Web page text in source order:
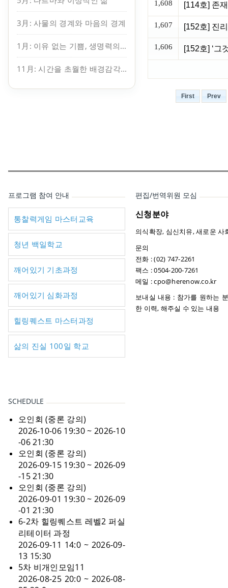
3月: 사물의 경계와 마음의 경계
1月: 이유 없는 기쁨, 생명력의 원천
11月: 시간을 초월한 배경감각, 지복
1,608 [114호] 존
1,607 [152호] 진
1,606 [152호] ‘그
First Prev
프로그램 참여 안내
통찰력게임 마스터교육
청년 백일학교
깨어있기 기초과정
깨어있기 심화과정
힐링퀘스트 마스터과정
삶의 진실 100일 학교
편집/번역위원 모심
신청분야
의식확장, 심신치유, 새로운 사
문의
전화 : (02) 747-2261
팩스 : 0504-200-7261
메일 : cpo@herenow.co.kr
보내실 내용 : 참가를 원하는
한 이력, 해주실 수 있는 내용
SCHEDULE
오인회 (중론 강의)
2026-10-06 19:30 ~ 2026-10
-06 21:30
오인회 (중론 강의)
2026-09-15 19:30 ~ 2026-09
-15 21:30
오인회 (중론 강의)
2026-09-01 19:30 ~ 2026-09
-01 21:30
6-2차 힐링퀘스트 레벨2 퍼실
리테이터 과정
2026-09-11 14:0 ~ 2026-09-
13 15:30
5차 비개인모임11
2026-08-25 20:0 ~ 2026-08-